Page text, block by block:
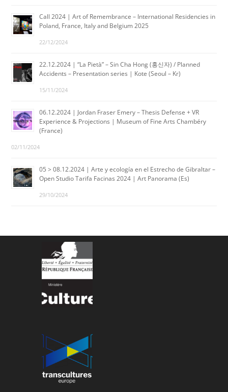
Call 2024 | Art of Remembrance – International Residencies in
Poland, France, Italy and Belgium 2025
22/12/2024
22.12.2024 | “La Pietà” – Sin Cha Hong (홍신자) / Planned
Accidents – Presentation series | Kote (Seoul – Kr)
15/11/2024
06.12.2024 | Jordan Fraser Emery – Thesis Defense + VR
Experience & Projections | Museum of Fine Arts Chambéry
(France)
02/11/2024
05 > 08.12.2024 | Arte y ecología en el Estrecho de Gibraltar –
Open Studio Tarifa Facinas 2024 | Art Panorama (Es)
29/10/2024